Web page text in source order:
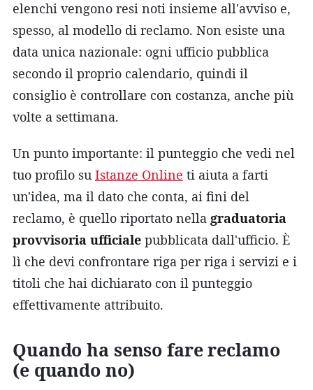
elenchi vengono resi noti insieme all'avviso e,
spesso, al modello di reclamo. Non esiste una
data unica nazionale: ogni ufficio pubblica
secondo il proprio calendario, quindi il
consiglio è controllare con costanza, anche più
volte a settimana.
Un punto importante: il punteggio che vedi nel
tuo profilo su Istanze Online ti aiuta a farti
un'idea, ma il dato che conta, ai fini del
reclamo, è quello riportato nella graduatoria
provvisoria ufficiale pubblicata dall'ufficio. È
lì che devi confrontare riga per riga i servizi e i
titoli che hai dichiarato con il punteggio
effettivamente attribuito.
Quando ha senso fare reclamo
(e quando no)